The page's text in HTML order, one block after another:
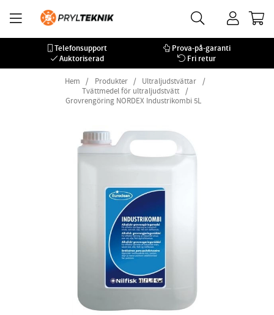
Telefonsupport
Prova-på-garanti
Auktoriserad
Fri retur
Hem Produkter
Ultraljudstvättar
Tvättmedel för ultraljudstvätt
Grovrengöring NORDEX Industrikombi 5L